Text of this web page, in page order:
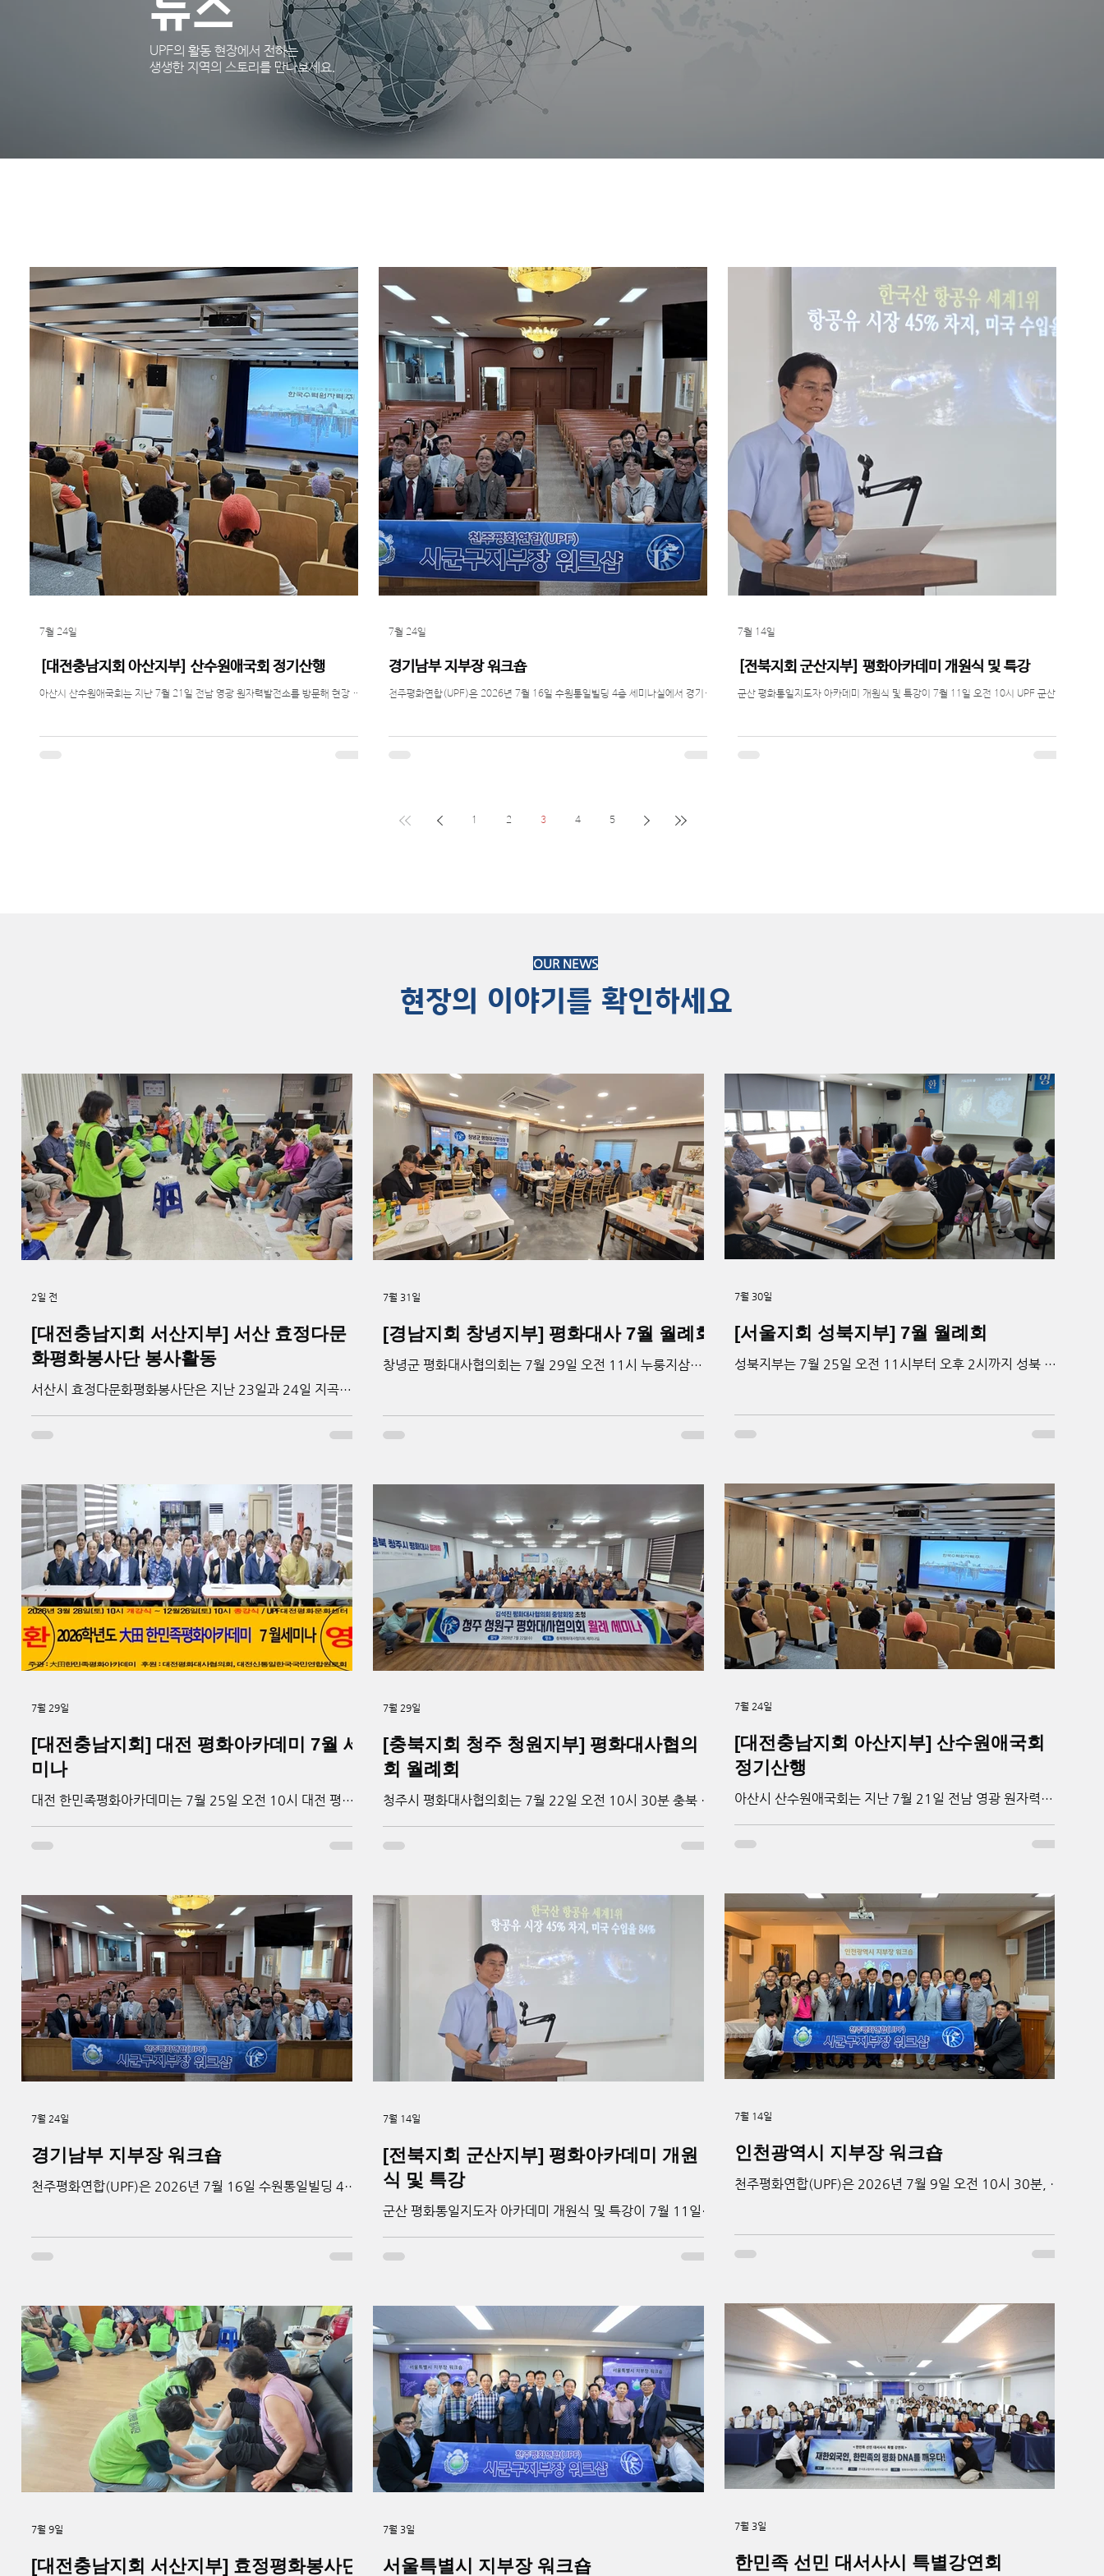
UPF의 활동 현장에서 전하는
​생생한 지역의 스토리를 만나보세요.
[대전충남지회 아산지부] 산수원애국회 정기산행
아산시 산수원애국회는 지난 7월 21일 전남 영광 원자력발전소를 방문해 현장 견
내를 받으며 원자력 에너지의 특징과 안전관리 체계에 대한 설명을 들었다. 특히 발
7월 24일
경기남부 지부장 워크숍
천주평화연합(UPF)은 2026년 7월 16일 수원통일빌딩 4층 세미나실에서 경기남
사항으로는 경기남부 전체가 함께하는 ‘한민족 선민 대서사시 특별강연회’를 우선
지원방안에 반영한 뒤 다음 회의를 통해 진행 상황을 공유하기로 했다. 또한 웹관리
7월 24일
[전북지회 군산지부] 평화아카데미 개원식 및 특강
군산 평화통일지도자 아카데미 개원식 및 특강이 7월 11일 오전 10시 UPF 군산회
사 순으로 이어졌다. 이어 김석진 중앙회장은 특강을 통해 변화하는 국제정세 속에
7월 14일
1 2 3 4 5
OUR NEWS
​현장의 이야기를 확인하세요
[대전충남지회 서산지부] 서산 효정다문
화평화봉사단 봉사활동
서산시 효정다문화평화봉사단은 지난 23일과 24일 지곡노
다. 봉사단은 치매 예방 체조와 노래·춤 공연, 웃음치료를 진
을 일군 주역인 어르신들께 감사와 존경을 전한다”고 말했다.
신응식 지곡노인대학장은 “세대와 문화를 넘어 따뜻한 사랑
을 나눈 의미 있는 자리였다”며 봉사단에 감사의 뜻을 전했다.
봉사단은 앞으로도 참사랑을 바탕으로 아름답고 평화로운 서
산을 만드는 데 앞장설 계획이다. ▲기념 촬영_ 천주평화연합
(UPF) 제공
2일 전
[경남지회 창녕지부] 평화대사 7월 월례회
창녕군 평화대사협의회는 7월 29일 오전 11시 누룽지삼계
력을 당부했다. 이어 김명자 상임고문은 평화대사의 평화운
직전 회장이 인사말을 통해 회원 간 화합과 협력의 의미를 강
애애한 분위기 속에서 월례회를 마무리했다. ▲기념 촬영_ 천
주평화연합(UPF) 제공
7월 31일
[서울지회 성북지부] 7월 월례회
성북지부는 7월 25일 오전 11시부터 오후 2시까지 성북 교
경된 날짜에 회의를 열고 있다. 이날 회의에서는 2026년도
에 보완해 더욱 적극적으로 활동하기로 뜻을 모았다. 이어 하
반기 사업계획과 활동 방향을 논의하고, 회원 간 협의를 통해
주요 계획을 결정했다. 참석자들은 지부 활성화와 원활한 사
업 추진을 위해 서로 협력하며 맡은 역할에 최선을 다할 것을
다짐했다. ▲기념 촬영_ 천주평화연합(UPF) 제공
7월 30일
[대전충남지회] 대전 평화아카데미 7월 세
미나
대전 한민족평화아카데미는 7월 25일 오전 10시 대전 평화
개최했다. ‘종교화합의 달’을 주제로 열린 이날 행사는 류지혁
하는 생활습관의 중요성을 강조했다. 이어 오효천 세계평화
통일연구소장은 종교 간 화합과 인류 평화를 주제로 강연하며
서로 다른 종교가 공동의 가치를 바탕으로 세계평화와 한반도
통일에 기여해야 한다고 전했다. 박수현 풍류도원 원장은 우
리 민족의 전통사상인 풍류도와 자연치유의 의미를 설명하고
입선 자세를 직접 시연했다. 최병환 대전대학교 명예교수는
‘모든 종교는 하나다’를 주제로 종교마다 진리를 표현하는 방
식은 다르지만 궁극적으로 지향하는 목적은 같다고 강조했
다. 또한 종교 간 갈등을 넘어 화합과 협력으로 나아가야 한다
며 문선명 총재의 유엔 종교연합 제안과 종
7월 29일
[충북지회 청주 청원지부] 평화대사협의
회 월례회
청주시 평화대사협의회는 7월 22일 오전 10시 30분 충북 평
이날 행사에는 청주시 평화대사와 지역 관계자들이 참석한 가
제의 변화, 에너지와 물류를 둘러싼 국가 간 경쟁 상황을 설명
했다. 또한 급변하는 국제환경 속에서 한반도 평화와 통일을
위한 평화대사의 역할이 중요하다고 강조했다. 참석자들은
강연을 통해 국제사회의 흐름을 이해하고 지역사회에서 평화
운동을 실천하는 방안을 함께 생각하는 시간을 가졌다. 오전
아카데미와 월례회를 마친 후에는 참석자들이 함께 점심식사
를 하며 소통과 화합을 다졌다. 이어 오후 1시부터 시·군·구
평화대사협의회 회장과 남북통일운동국민연합 회장, 지부장
이 참석한 연석회의가 진행됐다. 회의에서는 지역 조직의 운
영 현황을 공유하고 향후 평화대사 활동과 지역 평화운
7월 29일
[대전충남지회 아산지부] 산수원애국회
정기산행
아산시 산수원애국회는 지난 7월 21일 전남 영광 원자력발
전의 원리와 에너지 생산 과정을 이해하고, 국내 에너지 산업
대한 설명을 들었다. 특히 발전소 운영 과정에서 철저한 보안
과 안전관리가 이루어지고 있음을 직접 확인하는 시간을 가
졌다. 발전소 내부는 보안 규정에 따라 사진 촬영이 제한돼 현
장 사진을 남기지는 못했다. 참석자들은 이번 견학을 통해 원
자력 에너지에 대한 이해를 높이고, 미래 에너지의 중요성을
생각해 보는 뜻깊은 시간을 가졌다.
7월 24일
경기남부 지부장 워크숍
천주평화연합(UPF)은 2026년 7월 16일 수원통일빌딩 4층
의사항으로는 경기남부 전체가 함께하는 ‘한민족 선민 대서사
군구 단위 행사로 확대하는 방안이 다뤄졌다. 지부에서 특별
강연회 개최를 신청할 경우 본부가 일정 조율과 강사 섭외, 행
사 준비 및 운영을 함께 지원하기로 했다. 질의응답에서는 현
장 의견의 정책 반영과 평화대사 교육, CMS 운영, 조직 활성
화 방안 등에 대한 다양한 의견이 제시됐다. 본부는 지부장과
실무자들의 의견을 회장에게 보고하고, 개선 가능한 사항은
정책과 지원방안에 반영한 뒤 다음 회의를 통해 진행 상황을
공유하기로 했다. 또한 웹관리 프로그램을 소개하는 시간을
가졌으며, 해당 시스템은
7월 24일
[전북지회 군산지부] 평화아카데미 개원
식 및 특강
군산 평화통일지도자 아카데미 개원식 및 특강이 7월 11일
례 여성회장의 사회로 진행되며, 군산 참사랑합창단의 축가
해 변화하는 국제정세 속에서 한반도 평화와 신통일한국 실현
의 중요성을 전했다. 특강에서는 최근 국제 갈등과 에너지·물
류 위기 속에서 평화운동의 필요성을 짚고, 한반도 평화통일
과 세계평화를 향한 지속적인 실천의 의미를 강조했다. 또한
평화대사들이 지역사회 지도자로서 평화와 통일의 가치를 확
산해야 한다는 메시지를 전하며, 군산 지역에서 평화통일운
동의 기반을 넓혀가는 뜻깊은 시간이 됐다. ▲김석진 회장_
천주평화연합(UPF) 제공 ▲기념 촬영_ 천주평화연합(UPF)
제공
7월 14일
인천광역시 지부장 워크숍
천주평화연합(UPF)은 2026년 7월 9일 오전 10시 30분, 인
위해 마련됐다. 김석진 중앙회장은 말씀을 통해 현재 UPF와
부가 더욱 긴밀히 소통하며 함께 앞으로 나아가야 한다고 강
조했다. 이어 정효연 조직국장은 CMS 운영, 평화아카데미,
위촉세미나, 문화탐방 지원 등 본부 차원의 주요 지원 방향을
안내했다.특히 CMS는 자발적 참여를 원칙으로 운영하고, 평
화아카데미는 기본 8주 과정으로 진행하되 기존 월례회 특강
을 아카데미 형식으로 전환하는 방안도 공유됐다. 또한 웹 기
반 회원관리 시스템을 통해 회원 현황과 활동 실적, 교육 이수
내용을 체계적으로 관리하고 교육자료와 홍보영상을 공유할
계획이다.참석자들은
7월 14일
[대전충남지회 서산지부] 효정평화봉사단
7월 9일
서울특별시 지부장 워크숍
7월 3일
한민족 선민 대서사시 특별강연회
7월 3일